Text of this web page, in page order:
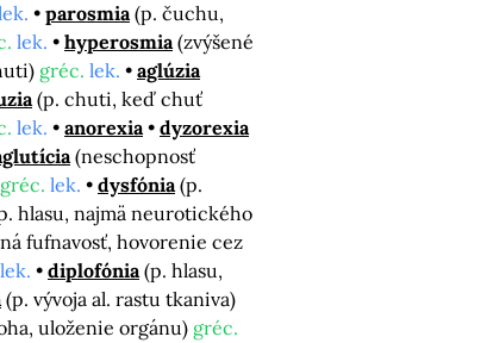
parosmia (p. čuchu,
lek. hyperosmia (zvýšené
gréc. lek.
aglúzia
(p. chuti, keď chuť
lek. anorexia
dyzorexia
(neschopnosť
gréc. lek. dysfónia (p.
hlasu, najmä neurotického
fufnavosť, hovorenie cez
lek. diplofónia (p. hlasu,
(p. vývoja al. rastu tkaniva)
uloženie orgánu) gréc.